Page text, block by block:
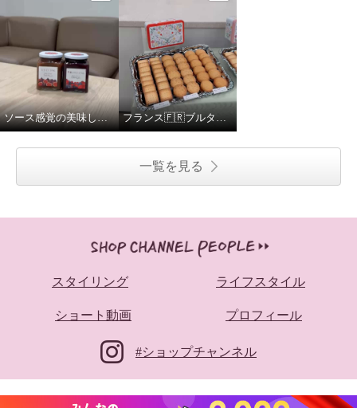
ソース感覚の美味しいジャム💕 フランス🇫🇷ブルターニュの美味しいクッキー
一覧を見る
スタイリング ライフスタイル
ショート動画 プロフィール
#ショップチャンネル